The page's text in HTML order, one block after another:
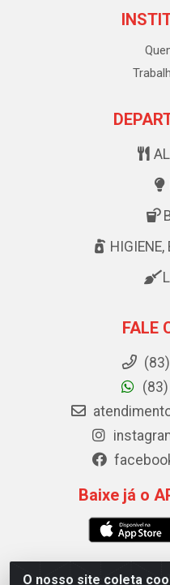
O nosso site coleta
HIGIENE,
FALE
Baixe já o